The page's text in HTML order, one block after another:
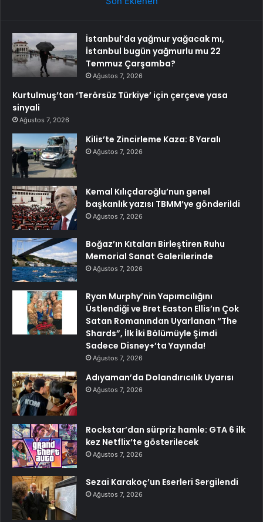
İstanbul’da yağmur yağacak mı,
İstanbul bugün yağmurlu mu 22
Temmuz Çarşamba?
Ağustos 7, 2026
Kurtulmuş’tan ‘Terörsüz Türkiye’ için çerçeve yasa
sinyali
Ağustos 7, 2026
Kilis’te Zincirleme Kaza: 8 Yaralı
Ağustos 7, 2026
Kemal Kılıçdaroğlu’nun genel
başkanlık yazısı TBMM’ye gönderildi
Ağustos 7, 2026
Boğaz’ın Kıtaları Birleştiren Ruhu
Memorial Sanat Galerilerinde
Ağustos 7, 2026
Ryan Murphy’nin Yapımcılığını
Üstlendiği ve Bret Easton Ellis’ın Çok
Satan Romanından Uyarlanan “The
Shards”, İlk İki Bölümüyle Şimdi
Sadece Disney+’ta Yayında!
Ağustos 7, 2026
Adıyaman’da Dolandırıcılık Uyarısı
Ağustos 7, 2026
Rockstar’dan sürpriz hamle: GTA 6 ilk
kez Netflix’te gösterilecek
Ağustos 7, 2026
Sezai Karakoç’un Eserleri Sergilendi
Ağustos 7, 2026